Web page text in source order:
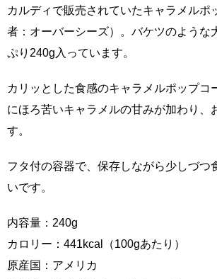
カルディで販売されていたキャラメルポ
者：オーバーシーズ）。バケツのような
ぷり240g入っています。
カリッとした食感のキャラメルポップコ
にほろ苦いキャラメルの甘みが加わり、
す。
フタ付の容器で、保存しながら少しづつ
いです。
内容量：240g
カロリー：441kcal（100gあたり）
原産国：アメリカ